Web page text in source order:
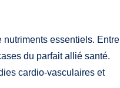
nutriments essentiels. Entre
du parfait allié santé.
cardio-vasculaires et